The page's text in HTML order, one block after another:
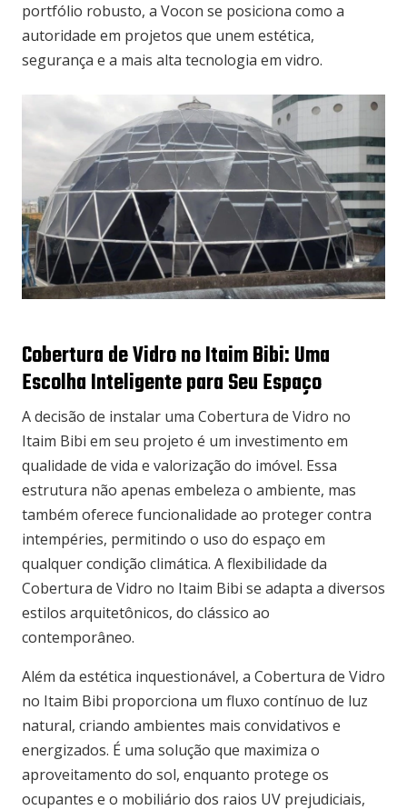
portfólio robusto, a Vocon se posiciona como a
autoridade em projetos que unem estética,
segurança e a mais alta tecnologia em vidro.
Cobertura de Vidro no Itaim Bibi: Uma
Escolha Inteligente para Seu Espaço
A decisão de instalar uma Cobertura de Vidro no
Itaim Bibi em seu projeto é um investimento em
qualidade de vida e valorização do imóvel. Essa
estrutura não apenas embeleza o ambiente, mas
também oferece funcionalidade ao proteger contra
intempéries, permitindo o uso do espaço em
qualquer condição climática. A flexibilidade da
Cobertura de Vidro no Itaim Bibi se adapta a diversos
estilos arquitetônicos, do clássico ao
contemporâneo.
Além da estética inquestionável, a Cobertura de Vidro
no Itaim Bibi proporciona um fluxo contínuo de luz
natural, criando ambientes mais convidativos e
energizados. É uma solução que maximiza o
aproveitamento do sol, enquanto protege os
ocupantes e o mobiliário dos raios UV prejudiciais,